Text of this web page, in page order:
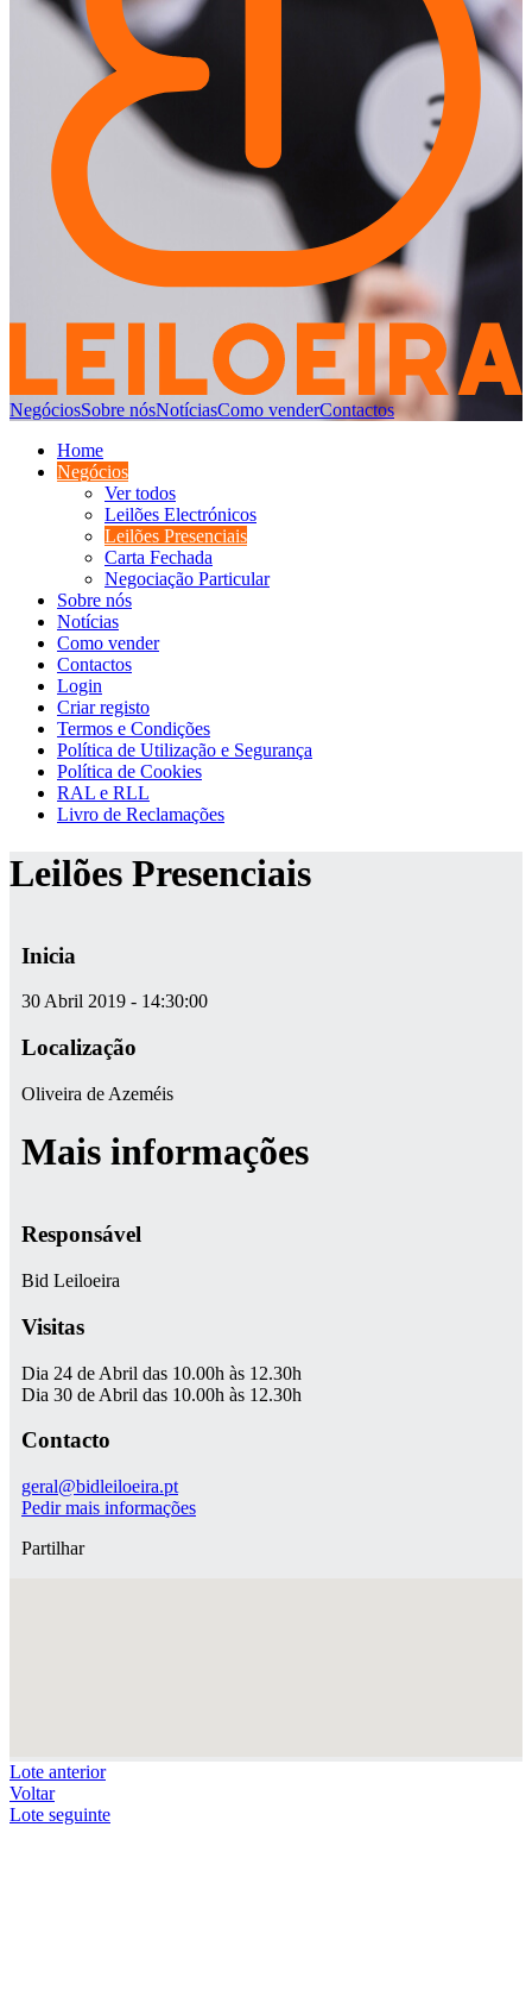
NegóciosSobre nósNotíciasComo venderContactos
Home
Negócios
Ver todos
Leilões Electrónicos
Leilões Presenciais
Carta Fechada
Negociação Particular
Sobre nós
Notícias
Como vender
Contactos
Login
Criar registo
Termos e Condições
Política de Utilização e Segurança
Política de Cookies
RAL e RLL
Livro de Reclamações
Leilões Presenciais
Inicia
30 Abril 2019 - 14:30:00
Localização
Oliveira de Azeméis
Mais informações
Responsável
Bid Leiloeira
Visitas
Dia 24 de Abril das 10.00h às 12.30h
Dia 30 de Abril das 10.00h às 12.30h
Contacto
geral@bidleiloeira.pt
Pedir mais informações
Partilhar
Lote anterior
Voltar
Lote seguinte